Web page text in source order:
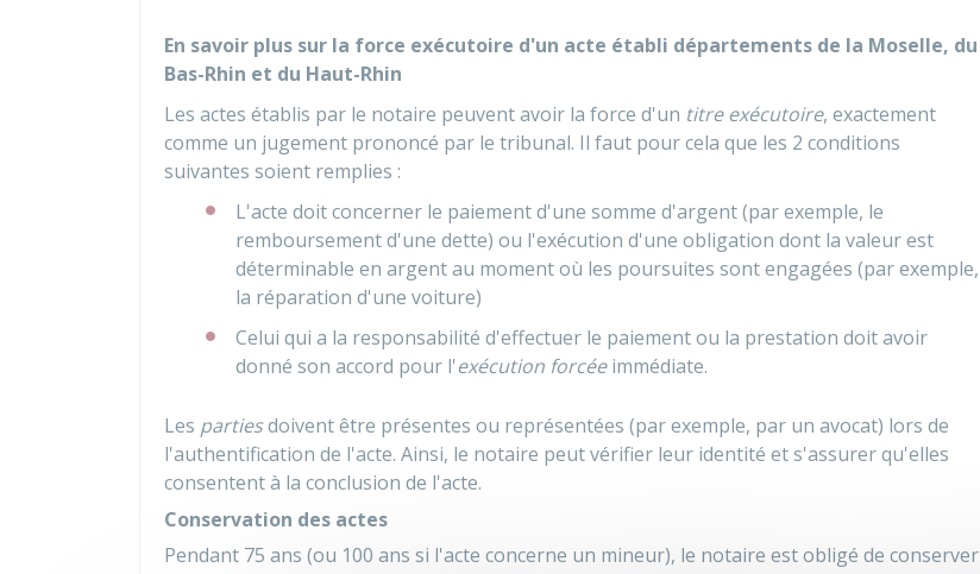
En savoir plus sur la force exécutoire d'un acte établi départements de la Moselle, du
Bas-Rhin et du Haut-Rhin
Les actes établis par le notaire peuvent avoir la force d'un titre exécutoire, exactement
comme un jugement prononcé par le tribunal. Il faut pour cela que les 2 conditions
suivantes soient remplies :
L'acte doit concerner le paiement d'une somme d'argent (par exemple, le
remboursement d'une dette) ou l'exécution d'une obligation dont la valeur est
déterminable en argent au moment où les poursuites sont engagées (par exemple,
la réparation d'une voiture)
Celui qui a la responsabilité d'effectuer le paiement ou la prestation doit avoir
donné son accord pour l'exécution forcéeimmédiate.
Les partiesdoivent être présentes ou représentées (par exemple, par un avocat) lors de
l'authentification de l'acte. Ainsi, le notaire peut vérifier leur identité et s'assurer qu'elles
consentent à la conclusion de l'acte.
Conservation des actes
Pendant 75 ans (ou 100 ans si l'acte concerne un mineur), le notaire est obligé de conserver